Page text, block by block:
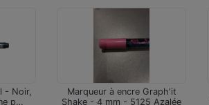
- Noir,
p…
Marqueur à encre Graph'it
Shake - 4 mm - 5125 Azalée